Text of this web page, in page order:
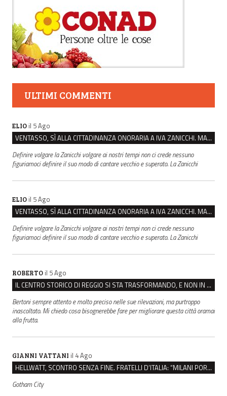
ULTIMI COMMENTI
ELIO il 5 Ago
VENTASSO, SÌ ALLA CITTADINANZA ONORARIA A IVA ZANICCHI. MA BARGIACCHI: “È DI PESSIMO GUSTO”
Definire volgare la Zanicchi volgare ai nostri tempi non ci crede nessuno
figuriamoci definire il suo modo di cantare vecchio e superato. La Zanicchi
ELIO il 5 Ago
VENTASSO, SÌ ALLA CITTADINANZA ONORARIA A IVA ZANICCHI. MA BARGIACCHI: “È DI PESSIMO GUSTO”
Definire volgare la Zanicchi volgare ai nostri tempi non ci crede nessuno
figuriamoci definire il suo modo di cantare vecchio e superato. La Zanicchi
ROBERTO il 5 Ago
IL CENTRO STORICO DI REGGIO SI STA TRASFORMANDO, E NON IN MEGLIO
Bertoni sempre attento e molto preciso nelle sue rilevazioni, ma purtroppo
inascoltato. Mi chiedo cosa bisognerebbe fare per migliorare questa città oramai
alla frutta.
GIANNI VATTANI il 4 Ago
HELLWATT, SCONTRO SENZA FINE. FRATELLI D’ITALIA: “MILANI PORTA DOCUMENTI, DE FRANCO INSULTI”
Gotham City